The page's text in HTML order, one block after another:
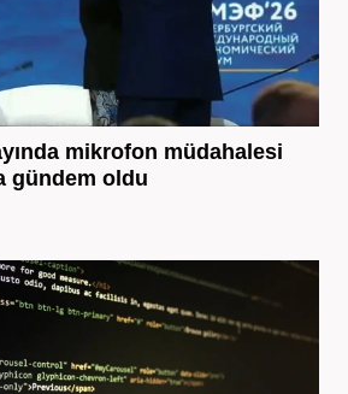
mikrofon müdahalesi
gündem oldu